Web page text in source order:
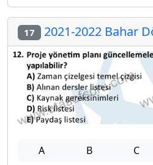
17 2021-2022 Bahar
A B C